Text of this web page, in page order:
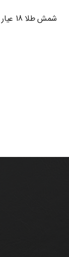
شمش طلا 18 عیار طلاسی مدل TLS-300